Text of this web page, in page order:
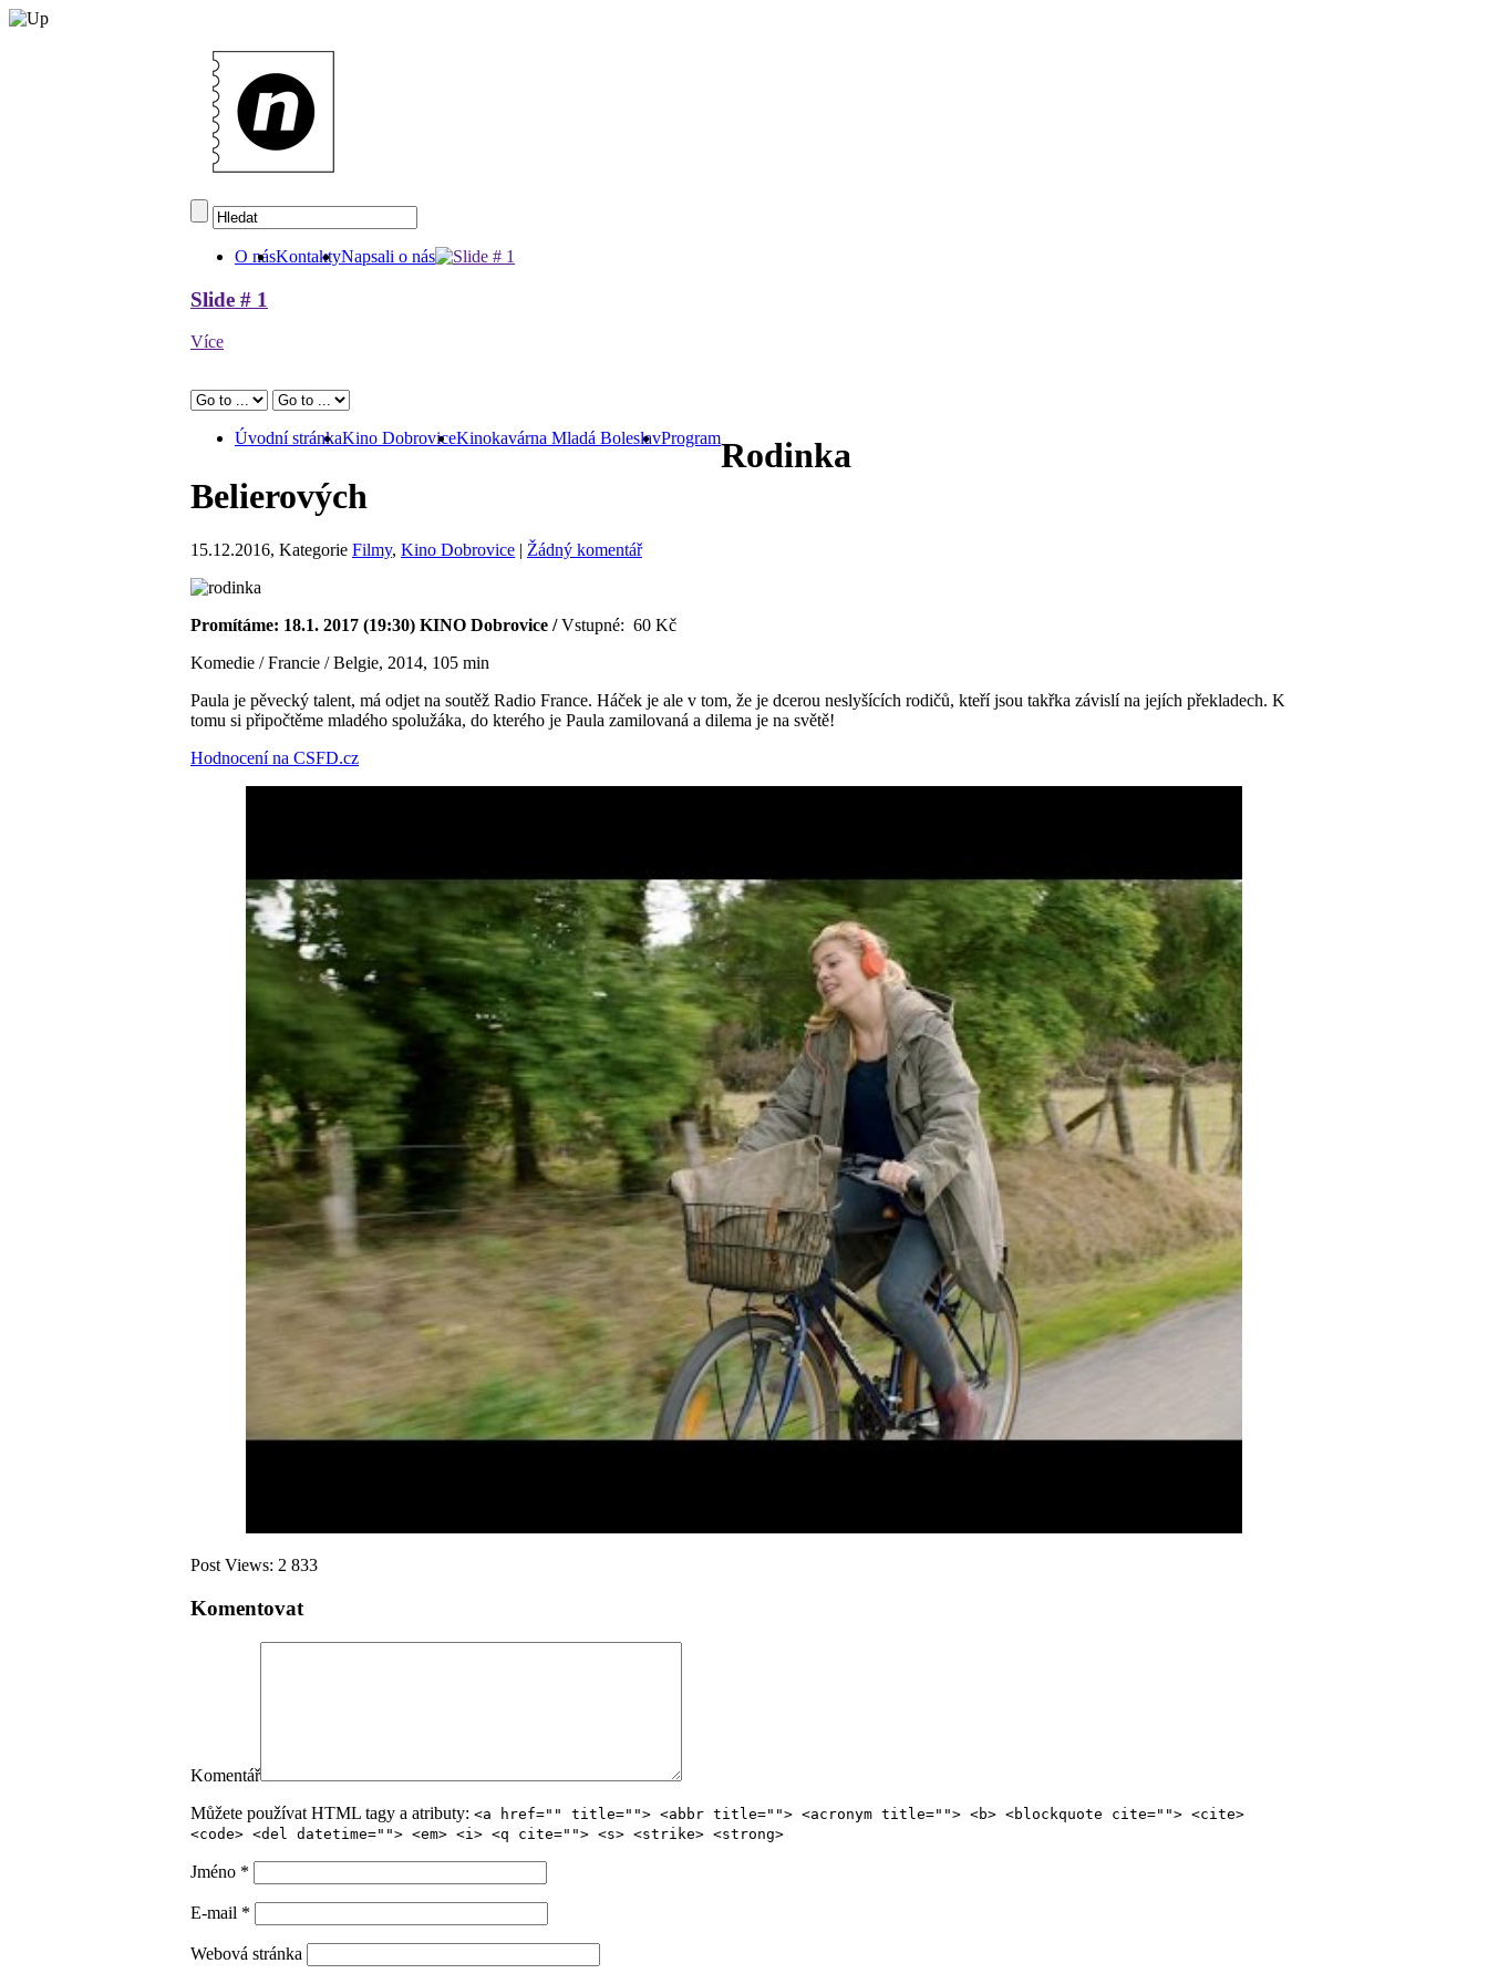
O násKontaktyNapsali o nás
Slide # 1
Více
Úvodní stránkaKino DobroviceKinokavárna Mladá BoleslavProgramRodinka
Belierových
15.12.2016, Kategorie Filmy, Kino Dobrovice | Žádný komentář
Promítáme: 18.1. 2017 (19:30) KINO Dobrovice /Vstupné: 60 Kč
Komedie / Francie / Belgie, 2014, 105 min
Paula je pěvecký talent, má odjet na soutěž Radio France. Háček je ale v tom, že je dcerou neslyšících rodičů, kteří jsou takřka závislí na jejích překladech. K
tomu si připočtěme mladého spolužáka, do kterého je Paula zamilovaná a dilema je na světě!
Hodnocení na CSFD.cz
Post Views: 2 833
Komentovat
Komentář
Můžete používat HTML tagy a atributy: <a href="" title=""> <abbr title=""> <acronym title=""> <b> <blockquote cite=""> <cite>
<code> <del datetime=""> <em> <i> <q cite=""> <s> <strike> <strong>
Jméno *
E-mail *
Webová stránka